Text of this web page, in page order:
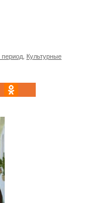
Культурные